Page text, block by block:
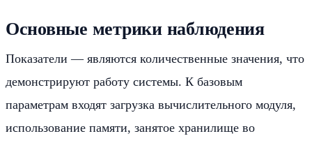
Основные метрики наблюдения
Показатели — являются количественные значения, что
демонстрируют работу системы. К базовым
параметрам входят загрузка вычислительного модуля,
использование памяти, занятое хранилище во